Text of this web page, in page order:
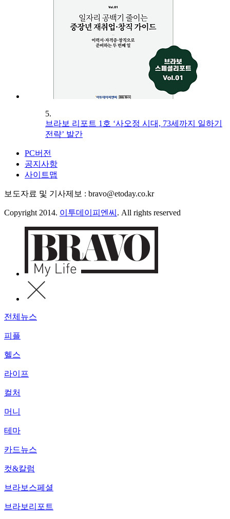
5.
브라보 리포트 1호 ‘사오정 시대, 73세까지 일하기
전략’ 발간
PC버전
공지사항
사이트맵
보도자료 및 기사제보 : bravo@etoday.co.kr
Copyright 2014. 이투데이피엔씨 . All rights reserved
전체뉴스
피플
헬스
라이프
컬처
머니
테마
카드뉴스
컷&칼럼
브라보스페셜
브라보리포트